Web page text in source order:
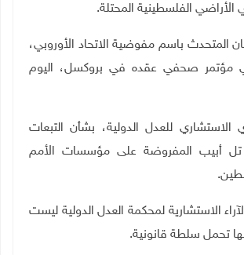
الأراضي الفلسطينية المحتلة.
المتحدث باسم مفوضية الاتحاد الأوروبي،
مؤتمر صحفي عقده في بروكسل، اليوم
الاستشاري للعدل الدولية، بشأن التبعات
تل أبيب المفروضة على مؤسسات الأمم
.
الاستشارية لمحكمة العدل الدولية ليست
تحمل سلطة قانونية.